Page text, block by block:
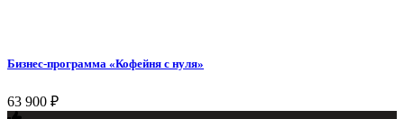
Бизнес-программа «Кофейня с нуля»
63 900 ₽